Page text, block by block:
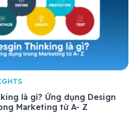
là gì? Ứng dụng Design
Marketing từ A- Z